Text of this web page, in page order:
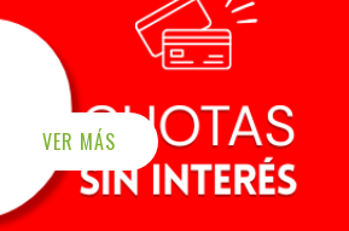
VER MÁS